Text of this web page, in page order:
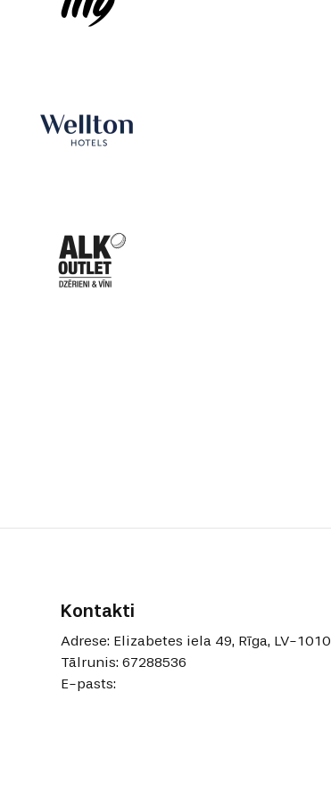
Kontakti
Adrese: Elizabetes iela 49, Rīga, LV-1010
Tālrunis: 67288536
E-pasts: